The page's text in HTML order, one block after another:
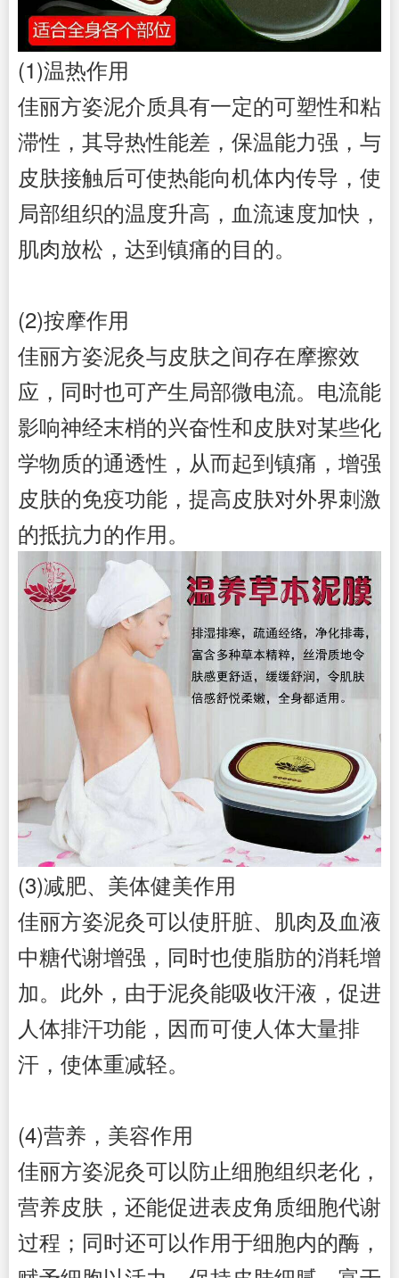
(1)温热作用
佳丽方姿泥介质具有一定的可塑性和粘
滞性，其导热性能差，保温能力强，与
皮肤接触后可使热能向机体内传导，使
局部组织的温度升高，血流速度加快，
肌肉放松，达到镇痛的目的。
(2)按摩作用
佳丽方姿泥灸与皮肤之间存在摩擦效
应，同时也可产生局部微电流。电流能
影响神经末梢的兴奋性和皮肤对某些化
学物质的通透性，从而起到镇痛，增强
皮肤的免疫功能，提高皮肤对外界刺激
的抵抗力的作用。
(3)减肥、美体健美作用
佳丽方姿泥灸可以使肝脏、肌肉及血液
中糖代谢增强，同时也使脂肪的消耗增
加。此外，由于泥灸能吸收汗液，促进
人体排汗功能，因而可使人体大量排
汗，使体重减轻。
(4)营养，美容作用
佳丽方姿泥灸可以防止细胞组织老化，
营养皮肤，还能促进表皮角质细胞代谢
过程；同时还可以作用于细胞内的酶，